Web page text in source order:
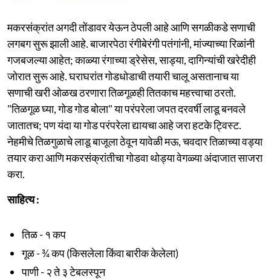
मकरसंक्रांत अगदी तोंडावर येऊन ठेपली आहे आणि सगळीकडे सणाची
लगबग सुरू झाली आहे. बाजारपेठा रंगीबेरंगी पतंगांनी, मांज्याच्या रिळांनी
गजबजल्या आहेत; काळ्या रंगाच्या ड्रेसेस, साड्या, दागिन्यांची खरेदीही
जोरात सुरू आहे. घराघरांत गोडधोडाची तयारी चालू असतानाच या
सणाची खरी ओळख ठरणारा तिळगूळही तितकाच महत्त्वाचा ठरतो.
"तिळगूळ घ्या, गोड गोड बोला" या परंपरेला जपत दरवर्षी लाडू बनवले
जातातच; पण यंदा या गोड परंपरेला द्यायचा आहे जरा हटके ट्विस्ट.
नेहमीचे तिळगुळाचे लाडू बाजूला ठेवून यावेळी मऊ, चवदार तिळाच्या वड्या
तयार करा आणि मकरसंक्रांतीचा गोडवा थोड्या वेगळ्या अंदाजात साजरा
करा.
साहित्य :
तिळ - १ कप
गूळ - ¾ कप (किसलेला किंवा बारीक केलेला)
पाणी - २ ते ३ टेबलस्पून